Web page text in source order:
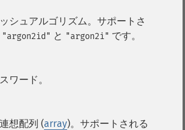
シュアルゴリズム。サポートさ
"argon2id" と "argon2i" です。
ワード。
想配列 (array)。サポートされる